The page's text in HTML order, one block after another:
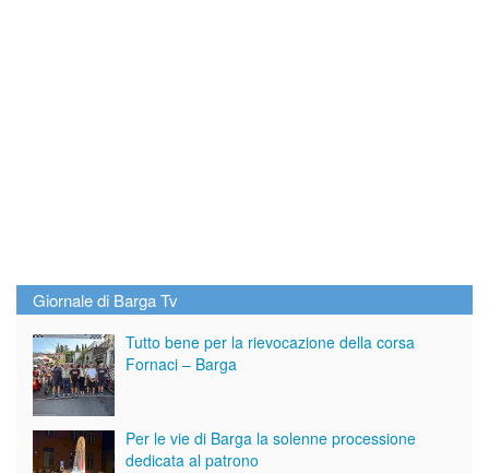
Giornale di Barga Tv
Tutto bene per la rievocazione della corsa
Fornaci – Barga
Per le vie di Barga la solenne processione
dedicata al patrono